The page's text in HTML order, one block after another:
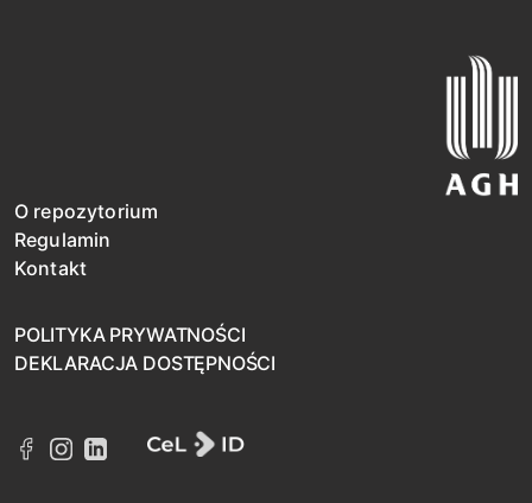
O repozytorium
Regulamin
Kontakt
POLITYKA PRYWATNOŚCI
DEKLARACJA DOSTĘPNOŚCI